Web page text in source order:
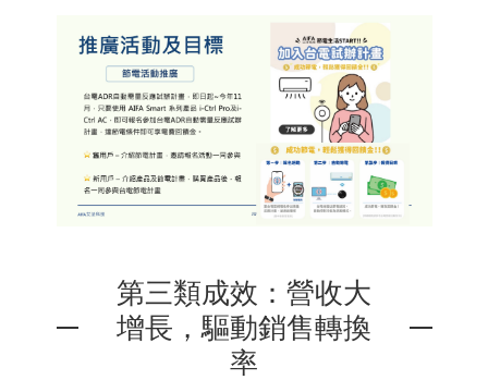
第三類成效：營收大
增長，驅動銷售轉換
率